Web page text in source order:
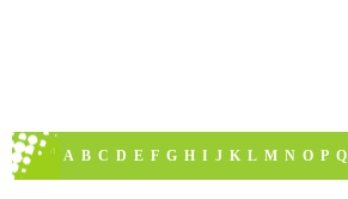
A B C D E F G H I J K L M N O P Q